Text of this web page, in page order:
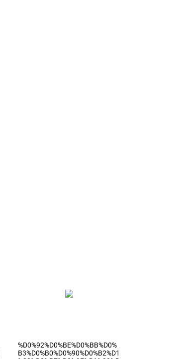
%D0%92%D0%BE%D0%BB%D0%
B3%D0%B0%D0%90%D0%B2%D1